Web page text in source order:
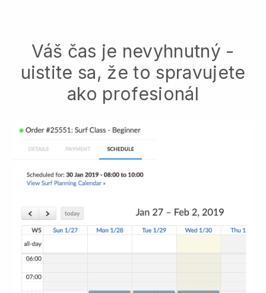
Váš čas je nevyhnutný -
uistite sa, že to spravujete
ako profesionál